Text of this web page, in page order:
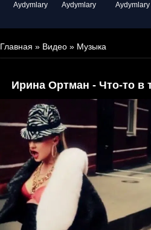
Aydymlary Aydymlary Aydymlary
Главная » Видео » Музыка
Ирина Ортман - Что-то в